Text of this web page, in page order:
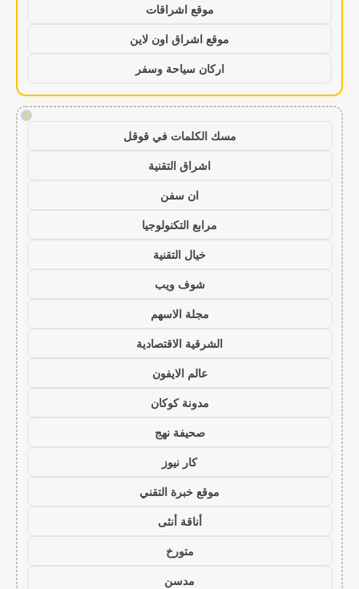
موقع اشراقات
موقع اشراق اون لاين
اركان سياحة وسفر
!
مسك الكلمات في قوقل
اشراق التقنية
ان سفن
مرابع التكنولوجيا
خيال التقنية
شوف ويب
مجلة الاسهم
الشرقية الاقتصادية
عالم الايفون
مدونة كوكان
صحيفة نهج
كار نيوز
موقع خبرة التقني
أناقة أنثى
متورخ
مدسن